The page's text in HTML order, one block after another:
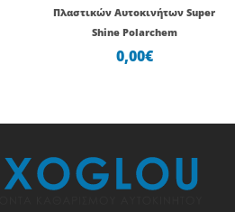
Πλαστικών Αυτοκινήτων Super
Shine Polarchem
0,00€